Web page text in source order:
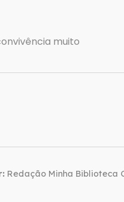
muito
Redação Minha Biblioteca